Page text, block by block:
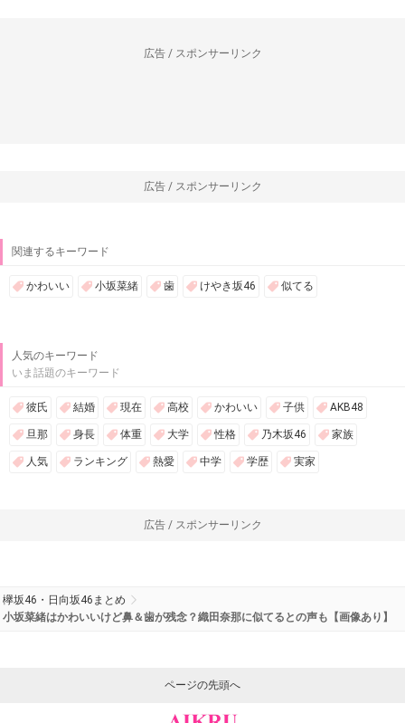
広告 / スポンサーリンク
広告 / スポンサーリンク
関連するキーワード
かわいい 小坂菜緒 歯 けやき坂46 似てる
人気のキーワード
いま話題のキーワード
彼氏 結婚 現在 高校 かわいい 子供 AKB48
旦那 身長 体重 大学 性格 乃木坂46 家族
人気 ランキング 熱愛 中学 学歴 実家
広告 / スポンサーリンク
欅坂46・日向坂46まとめ
小坂菜緒はかわいいけど鼻＆歯が残念？織田奈那に似てるとの声も【画像あり】
ページの先頭へ